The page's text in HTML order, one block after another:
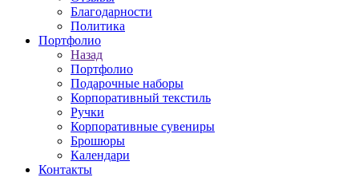
Благодарности
Политика
Портфолио
Назад
Портфолио
Подарочные наборы
Корпоративный текстиль
Ручки
Корпоративные сувениры
Брошюры
Календари
Контакты